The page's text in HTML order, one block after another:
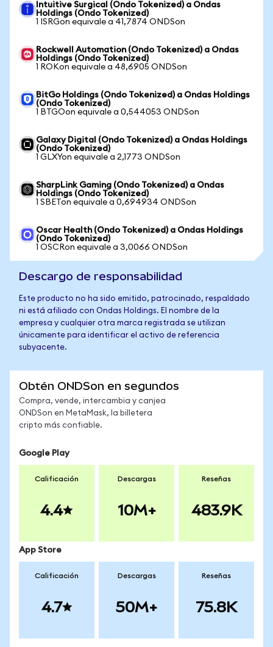
Intuitive Surgical (Ondo Tokenized) a Ondas
Holdings (Ondo Tokenized)
1 ISRGon equivale a 41,7874 ONDSon
Rockwell Automation (Ondo Tokenized) a Ondas
Holdings (Ondo Tokenized)
1 ROKon equivale a 48,6905 ONDSon
BitGo Holdings (Ondo Tokenized) a Ondas Holdings
(Ondo Tokenized)
1 BTGOon equivale a 0,544053 ONDSon
Galaxy Digital (Ondo Tokenized) a Ondas Holdings
(Ondo Tokenized)
1 GLXYon equivale a 2,1773 ONDSon
SharpLink Gaming (Ondo Tokenized) a Ondas
Holdings (Ondo Tokenized)
1 SBETon equivale a 0,694934 ONDSon
Oscar Health (Ondo Tokenized) a Ondas Holdings
(Ondo Tokenized)
1 OSCRon equivale a 3,0066 ONDSon
Descargo de responsabilidad
Este producto no ha sido emitido, patrocinado, respaldado
ni está afiliado con Ondas Holdings. El nombre de la
empresa y cualquier otra marca registrada se utilizan
únicamente para identificar el activo de referencia
subyacente.
Obtén ONDSon en segundos
Compra, vende, intercambia y canjea
ONDSon en MetaMask, la billetera
cripto más confiable.
Google Play
Calificación
4.4
Descargas
10M+
Reseñas
483.9K
App Store
Calificación
4.7
Descargas
50M+
Reseñas
75.8K